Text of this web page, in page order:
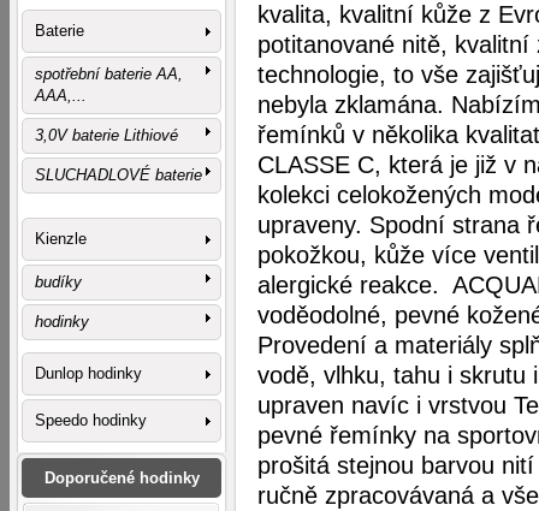
kvalita, kvalitní kůže z
potitanované nitě,
technologie, to vše
nebyla zklamána.
řemínků v několika
CLASSE C, která je již v
kolekci celokožených
upraveny. Spodní strana
pokožkou, kůže více
alergické reakce.
voděodolné, pevné
Provedení a materiály
vodě, vlhku, tahu i skrutu
upraven navíc i vrstvou
pevné řemínky na
prošitá stejnou barvou
ručně zpracovávaná a
Baterie
spotřební baterie AA,
AAA,...
3,0V baterie Lithiové
SLUCHADLOVÉ baterie
Kienzle
budíky
hodinky
Dunlop hodinky
Speedo hodinky
Doporučené hodinky